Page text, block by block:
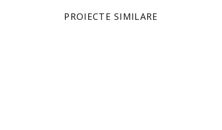
PROIECTE SIMILARE